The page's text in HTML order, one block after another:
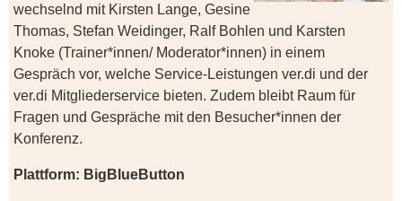
wechselnd mit Kirsten Lange, Gesine
Thomas, Stefan Weidinger, Ralf Bohlen und Karsten
Knoke (Trainer*innen/ Moderator*innen) in einem
Gespräch vor, welche Service-Leistungen ver.di und der
ver.di Mitgliederservice bieten. Zudem bleibt Raum für
Fragen und Gespräche mit den Besucher*innen der
Konferenz.
Plattform: BigBlueButton